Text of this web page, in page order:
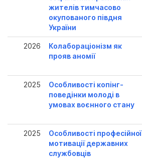
жителів тимчасово
окупованого півдня
України
2026
Колабораціонізм як
прояв аномії
2025
Особливості копінг-
поведінки молоді в
умовах воєнного стану
2025
Особливості професійної
мотивації державних
службовців